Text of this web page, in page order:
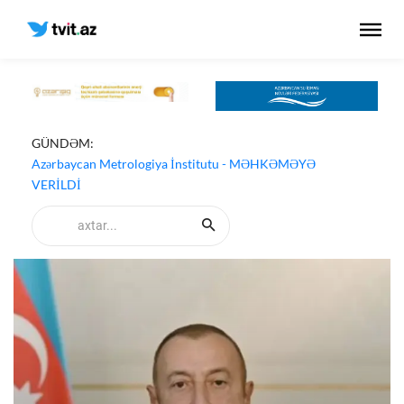
GÜNDƏM:
Azərbaycan Metrologiya İnstitutu - MƏHKƏMƏYƏ
VERİLDİ